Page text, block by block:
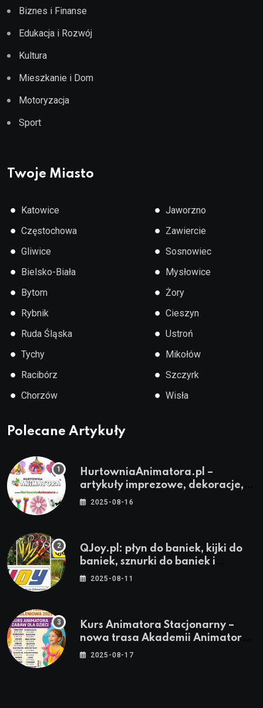
Biznes i Finanse
Edukacja i Rozwój
Kultura
Mieszkanie i Dom
Motoryzacja
Sport
Twoje Miasto
● Katowice
● Częstochowa
● Gliwice
● Bielsko-Biała
● Bytom
● Rybnik
● Ruda Śląska
● Tychy
● Racibórz
● Chorzów
● Jaworzno
● Zawiercie
● Sosnowiec
● Mysłowice
● Żory
● Cieszyn
● Ustroń
● Mikołów
● Szczyrk
● Wisła
Polecane Artykuły
HurtowniaAnimatora.pl –
artykuły imprezowe, dekoracje,
stroje i akcesoria dla animatorów
2025-08-16
QJoy.pl: płyn do baniek, kijki do
baniek, sznurki do baniek i
zestawy do baniek
2025-08-11
Kurs Animatora Stacjonarny –
nowa trasa Akademii Animatora
– jesień 2025
2025-08-17